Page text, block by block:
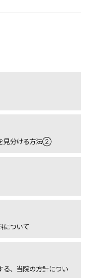
見分ける方法②
について
、当院の方針につい